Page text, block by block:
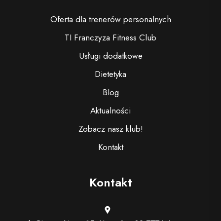
Oferta dla trenerów personalnych
TI Franczyza Fitness Club
Usługi dodatkowe
Dietetyka
Blog
Aktualności
Zobacz nasz klub!
Kontakt
Kontakt